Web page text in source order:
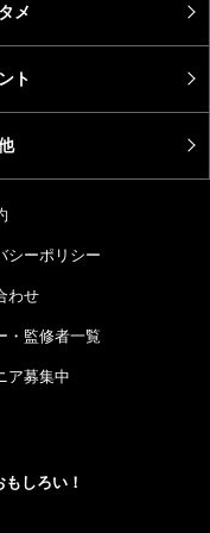
メ
ト
シーポリシー
わせ
・監修者一覧
ア募集中
しろい！